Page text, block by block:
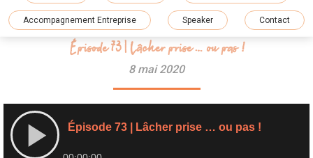
Accompagnement Entreprise Speaker Contact
Épisode 73 | Lâcher prise … ou pas !
8 mai 2020